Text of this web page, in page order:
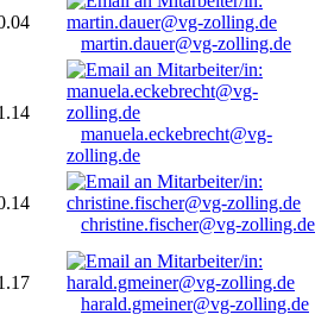
martin.dauer@vg-zolling.de
manuela.eckebrecht@vg-
zolling.de
christine.fischer@vg-zolling.de
harald.gmeiner@vg-zolling.de